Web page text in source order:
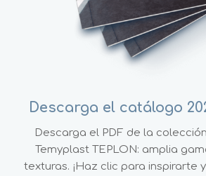
Descarga el catálogo
Descarga el PDF de la
Temyplast TEPLON: amplia
texturas. ¡Haz clic para inspirarte